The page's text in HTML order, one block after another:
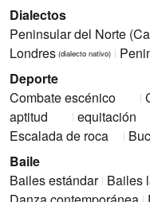
Dialectos
Peninsular del Norte
Londres (dialecto nativo)
Deporte
Combate escénico
aptitud
equitación
Escalada de roca
Baile
Bailes estándar Bailes